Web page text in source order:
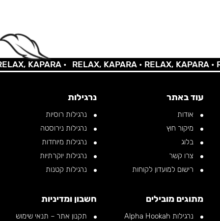
KAPARA • RELAX, KAPARA •RELAX, KAPARA •
עוד באתר
אודות
מיקור חוץ
בלוג
צרו קשר
רישום למועדון לקוחות
נרגילות
נרגילות רוסיות
נרגילות נירוסטה
נרגילות מיוחדות
נרגילות יוקרתיות
נרגילות קטנות
מתוגים מובילים
נרגילות Alpha Hookah
חשבון ומדיניות
תקנון אתר – תנאי שימוש